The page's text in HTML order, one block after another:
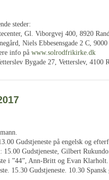
steder:
Gl. Viborgvej 400, 8920
Niels Ebbesensgade 2 C,
info på www.solrodfrikirke.dk
Bygade 27, Vetterslev, 4100
Gudstjeneste på engelsk og
Gudstjeneste, Gilbert
i ”44”, Ann-Britt og Evan Klarholt.
15.30 Gudstjeneste. 10.30 Spansk